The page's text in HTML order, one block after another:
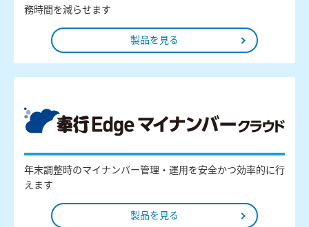
務時間を減らせます
製品を見る
年末調整時のマイナンバー管理・運用を安全かつ効率的に行
えます
製品を見る